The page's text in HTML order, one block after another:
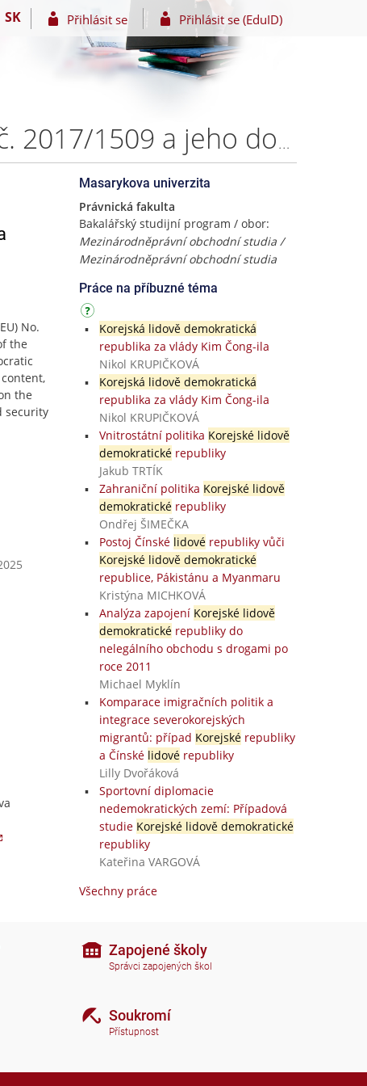
SK Přihlásit se Přihlásit se (EduID)
Sankce Evropské unie vůči KLDR: Nařízení Rady (EU) č. 2017/1509 a jeho dopady na obchodní vztahy EU-KLDR – Jana Lakotová
No.
the
the
security
Masarykova univerzita
Právnická fakulta
Bakalářský studijní program / obor:
Mezinárodněprávní obchodní studia /
Mezinárodněprávní obchodní studia
Práce na příbuzné téma
Korejská lidově demokratická
republika za vlády Kim Čong-ila
Nikol KRUPIČKOVÁ
Korejská lidově demokratická
republika za vlády Kim Čong-ila
Nikol KRUPIČKOVÁ
Vnitrostátní politika Korejské lidově
demokratickérepubliky
Jakub TRTÍK
Zahraniční politika Korejské lidově
demokratickérepubliky
Ondřej ŠIMEČKA
Postoj Čínské lidovérepubliky vůči
Korejské lidově demokratické
republice, Pákistánu a Myanmaru
Kristýna MICHKOVÁ
Analýza zapojení Korejské lidově
demokratickérepubliky do
nelegálního obchodu s drogami po
roce 2011
Michael Myklín
Komparace imigračních politik a
integrace severokorejských
migrantů: případ Korejskérepubliky
a Čínské lidovérepubliky
Lilly Dvořáková
Sportovní diplomacie
nedemokratických zemí: Případová
studie Korejské lidově demokratické
republiky
Kateřina VARGOVÁ
Všechny práce
Zapojené školy
Správci zapojených škol
Soukromí
Přístupnost